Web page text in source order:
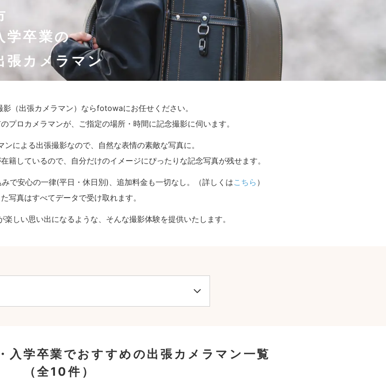
学卒業の
張カメラマン
影（出張カメラマン）ならfotowaにお任せください。
プロカメラマンが、ご指定の場所・時間に記念撮影に伺います。
ンによる出張撮影なので、自然な表情の素敵な写真に。
籍しているので、自分だけのイメージにぴったりな記念写真が残せます。
で安心の一律(平日・休日別)、追加料金も一切なし。（詳しくはこちら ）
写真はすべてデータで受け取れます。
しい思い出になるような、そんな撮影体験を提供いたします。
入学卒業でおすすめの出張カメラマン一覧
（全10件）